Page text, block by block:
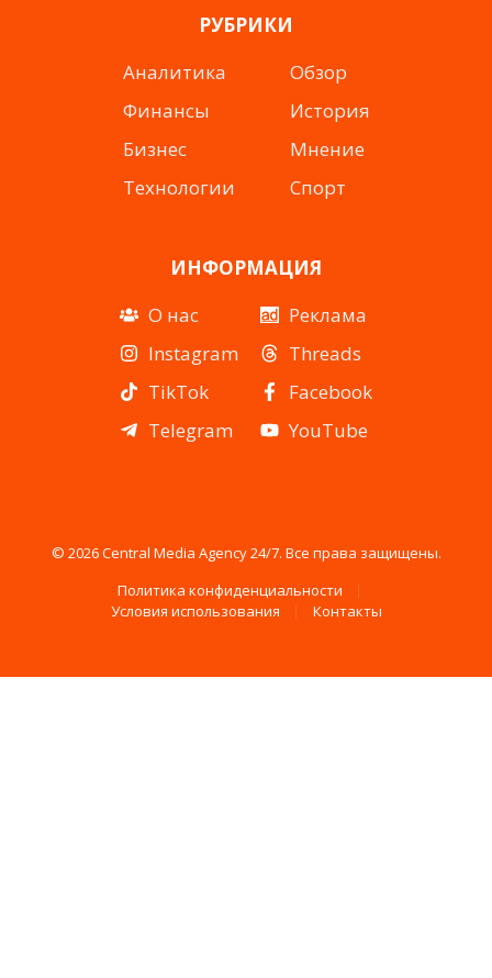
РУБРИКИ
Аналитика
Финансы
Бизнес
Технологии
Обзор
История
Мнение
Спорт
ИНФОРМАЦИЯ
О нас
Instagram
TikTok
Telegram
Реклама
Threads
Facebook
YouTube
© 2026 Central Media Agency 24/7. Все права защищены.
Политика конфиденциальности
Условия использования
Контакты